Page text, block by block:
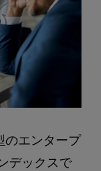
のエンタープ
デックスで